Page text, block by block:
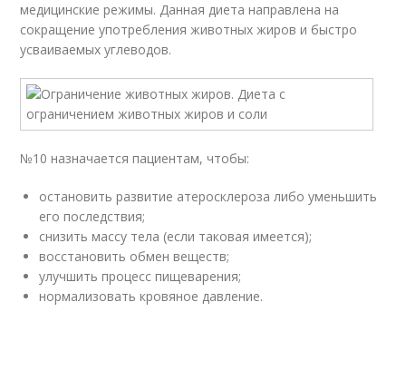
медицинские режимы. Данная диета направлена на
сокращение употребления животных жиров и быстро
усваиваемых углеводов.
№10 назначается пациентам, чтобы:
остановить развитие атеросклероза либо уменьшить
его последствия;
снизить массу тела (если таковая имеется);
восстановить обмен веществ;
улучшить процесс пищеварения;
нормализовать кровяное давление.